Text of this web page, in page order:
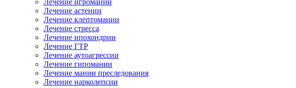
Лечение игромании
Лечение астении
Лечение клептомании
Лечение стресса
Лечение ипохондрии
Лечение ГТР
Лечение аутоагрессии
Лечение гипомании
Лечение мании преследования
Лечение нарколепсии